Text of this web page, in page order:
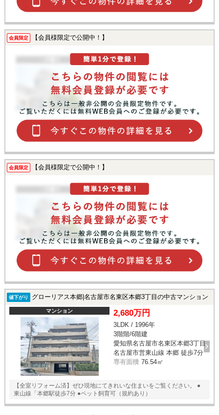
会員限定 【会員様限定で公開中！】
会員限定 【会員様限定で公開中！】
値下がり グローリアス本郷|名古屋市名東区本郷3丁目の中古マンション
マンション 2,680万円
3LDK / 1996年
3階階/6階建
愛知県名古屋市名東区本郷3丁目
名古屋市営東山線 本郷 徒歩7分
専有面積 76.54㎡
【全室リフォーム済】ぜひ現地にてきれいな住まいをご覧ください。 ●
東山線「本郷駅徒歩7分 ●ペット飼育可（規約あり）